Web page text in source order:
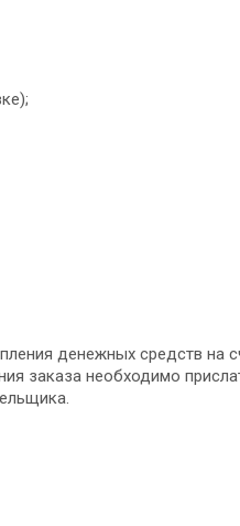
денежных средств на
заказа необходимо